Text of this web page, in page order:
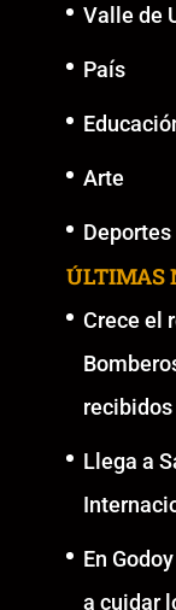
Valle de
País
Arte
Deportes
ÚLTIMAS
Crece el
Llega a
En
a cuidar